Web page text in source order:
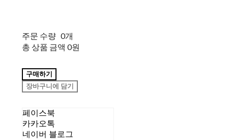
주문 수량 0개
총 상품 금액 0원
구매하기
장바구니에 담기
페이스북
카카오톡
네이버 블로그